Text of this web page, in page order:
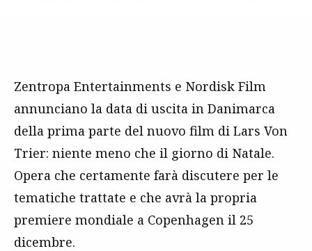
Zentropa Entertainments e Nordisk Film
annunciano la data di uscita in Danimarca
della prima parte del nuovo film di Lars Von
Trier: niente meno che il giorno di Natale.
Opera che certamente farà discutere per le
tematiche trattate e che avrà la propria
premiere mondiale a Copenhagen il 25
dicembre.